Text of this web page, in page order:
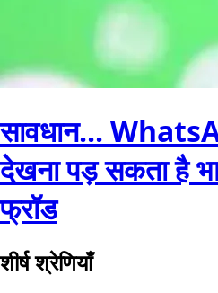
सावधान...
देखना पड़ सकता है
फ्रॉड
शीर्ष श्रेणियाँ